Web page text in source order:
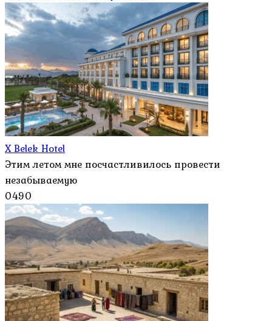
X Belek Hotel
Этим летом мне посчастливилось провести
незабываемую
0490